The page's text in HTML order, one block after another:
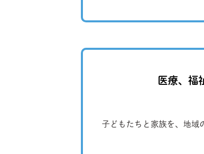
医療、福
子どもたちと家族を、地域